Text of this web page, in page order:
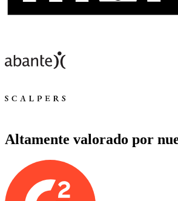
Altamente valorado por